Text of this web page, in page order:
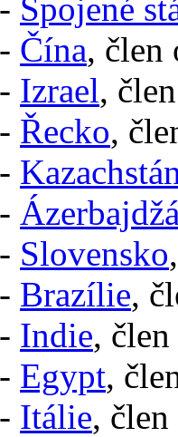
Spojené
Čína, člen
Izrael,
Řecko,
Slovensko
Brazílie,
Indie,
Egypt,
Itálie,